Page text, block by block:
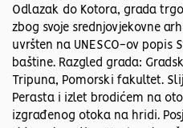
Odlazak do Kotora, grada
zbog svoje srednjovjekovne
uvršten na UNESCO-ov popis
baštine. Razgled grada:
Tripuna, Pomorski fakultet.
Perasta i izlet brodićem na
izgrađenog otoka na hridi.